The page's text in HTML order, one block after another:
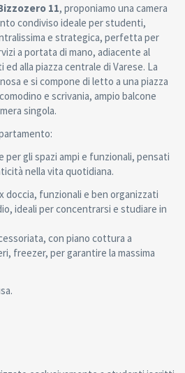
11, proponiamo una camera
condiviso ideale per studenti,
e strategica, perfetta per
a portata di mano, adiacente al
alla piazza centrale di Varese. La
e si compone di letto a una piazza
e scrivania, ampio balcone
singola.
per gli spazi ampi e funzionali, pensati
nella vita quotidiana.
doccia, funzionali e ben organizzati
ideali per concentrarsi e studiare in
con piano cottura a
freezer, per garantire la massima